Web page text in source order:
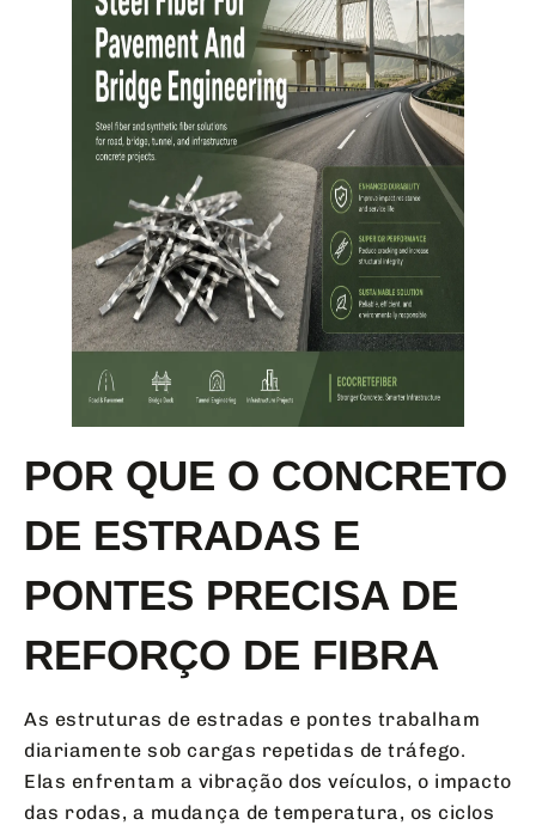
POR QUE O CONCRETO
DE ESTRADAS E
PONTES PRECISA DE
REFORÇO DE FIBRA
As estruturas de estradas e pontes trabalham
diariamente sob cargas repetidas de tráfego.
Elas enfrentam a vibração dos veículos, o impacto
das rodas, a mudança de temperatura, os ciclos